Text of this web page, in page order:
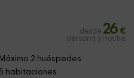
desde 26 €
persona y noche
Máximo 2 huéspedes
habitaciones